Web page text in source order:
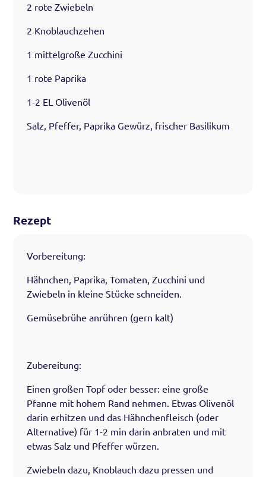
2 rote Zwiebeln
2 Knoblauchzehen
1 mittelgroße Zucchini
1 rote Paprika
1-2 EL Olivenöl
Salz, Pfeffer, Paprika Gewürz, frischer Basilikum
Rezept
Vorbereitung:
Hähnchen, Paprika, Tomaten, Zucchini und
Zwiebeln in kleine Stücke schneiden.
Gemüsebrühe anrühren (gern kalt)
Zubereitung:
Einen großen Topf oder besser: eine große
Pfanne mit hohem Rand nehmen. Etwas Olivenöl
darin erhitzen und das Hähnchenfleisch (oder
Alternative) für 1-2 min darin anbraten und mit
etwas Salz und Pfeffer würzen.
Zwiebeln dazu, Knoblauch dazu pressen und